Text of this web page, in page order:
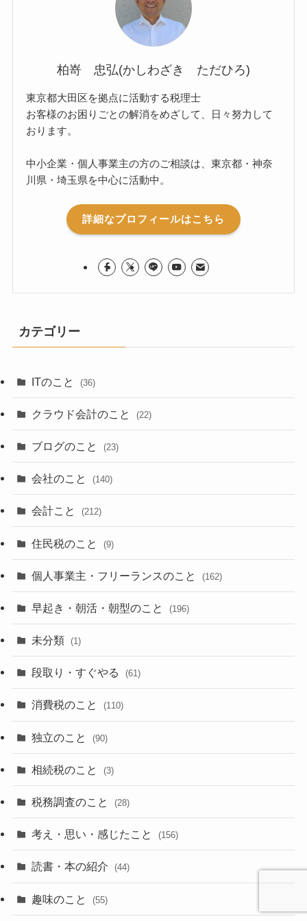
柏嵜 忠弘(かしわざき ただひろ)
東京都大田区を拠点に活動する税理士
お客様のお困りごとの解消をめざして、日々努力して
おります。
中小企業・個人事業主の方のご相談は、東京都・神奈
川県・埼玉県を中心に活動中。
詳細なプロフィールはこちら
カテゴリー
ITのこと (36)
クラウド会計のこと (22)
ブログのこと (23)
会社のこと (140)
会計こと (212)
住民税のこと (9)
個人事業主・フリーランスのこと (162)
早起き・朝活・朝型のこと (196)
未分類 (1)
段取り・すぐやる (61)
消費税のこと (110)
独立のこと (90)
相続税のこと (3)
税務調査のこと (28)
考え・思い・感じたこと (156)
読書・本の紹介 (44)
趣味のこと (55)